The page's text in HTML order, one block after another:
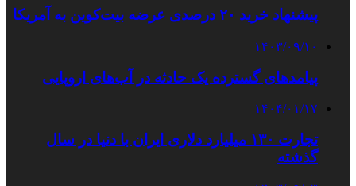
پیشنهاد خرید ۲۰ درصدی عرضه بیت‌کوین به آمریکا
۱۴۰۳/۰۹/۱۰
پیامدهای گسترده یک حادثه در آب‌های اروپایی
۱۴۰۴/۰۱/۱۷
تجارت ۱۳۰ میلیارد دلاری ایران با دنیا در سال
گذشته